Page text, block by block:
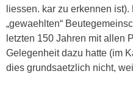
liessen. kar zu erkennen
„gewaehlten“
letzten 150 Jahren mit allen
Gelegenheit dazu hatte (im
dies grundsaetzlich nicht,